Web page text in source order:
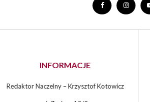
INFORMACJE
Redaktor Naczelny – Krzysztof Kotowicz